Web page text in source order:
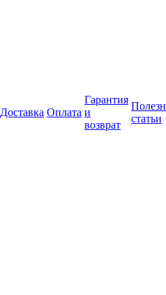
Доставка Оплата
Гарантия
и
возврат
статьи